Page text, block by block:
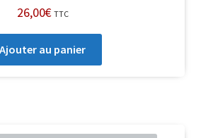
26,00€ TTC
Ajouter au panier